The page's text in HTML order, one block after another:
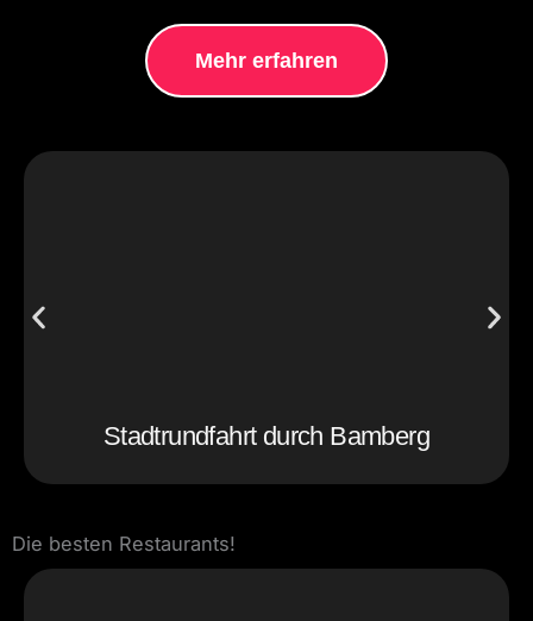
Mehr erfahren
Stadtrundfahrt durch Bamberg
Die besten Restaurants!